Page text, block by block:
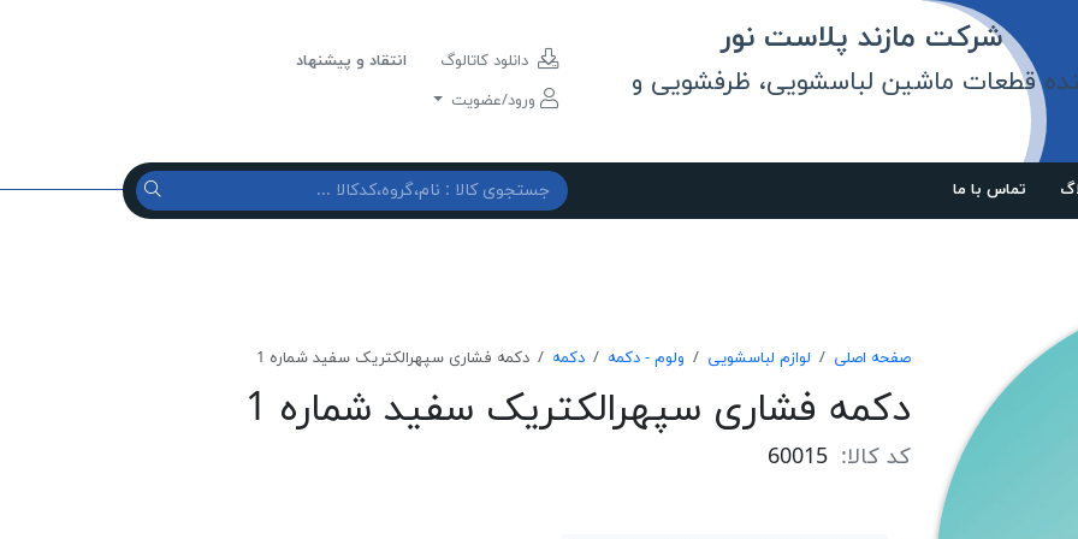
مازند پلاست نور
قطعات ماشین لباسشویی، ظرفشویی و
دانلود کاتالوگ
انتقاد و پیشنهاد
ورود/عضویت
تماس با ما
صفحه اصلی لوازم لباسشویی ولوم - دکمه دکمه دكمه فشاری سپهرالكتريک سفيد شماره 1
دكمه فشاری سپهرالكتريک سفيد شماره 1
کد کالا: 60015